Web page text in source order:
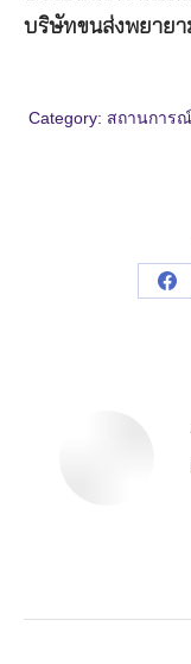
บริษัทขนส่งพยายา
Category: สถานการ